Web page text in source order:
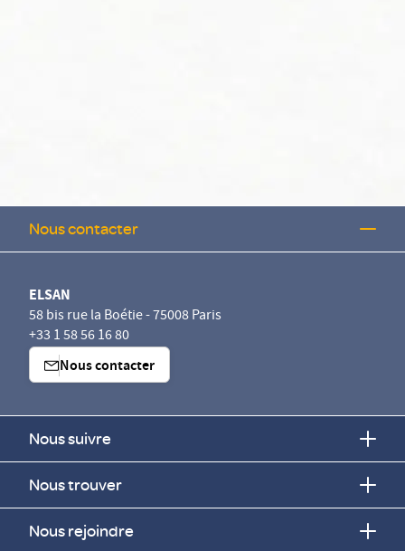
Nous contacter
ELSAN
58 bis rue la Boétie - 75008 Paris
+33 1 58 56 16 80
Nous contacter
Nous suivre
Nous trouver
Nous rejoindre